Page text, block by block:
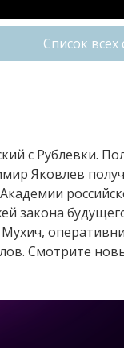
Список всех
с Рублевки.
Яковлев
закона
Смотрите